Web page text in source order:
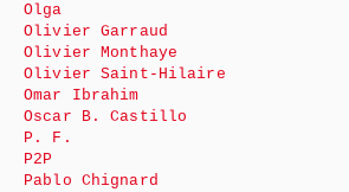
Olga
Olivier Garraud
Olivier Monthaye
Olivier Saint-Hilaire
Omar Ibrahim
Oscar B. Castillo
P. F.
P2P
Pablo Chignard